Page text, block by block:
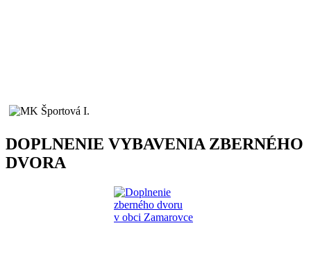
DOPLNENIE VYBAVENIA ZBERNÉHO
DVORA